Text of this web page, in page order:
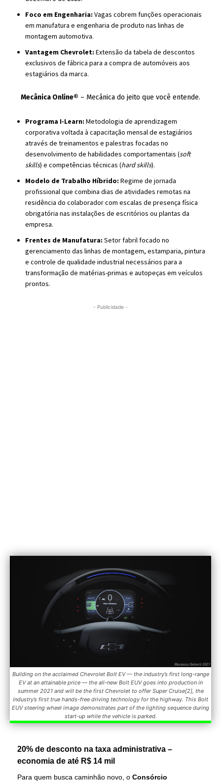
Foco em Engenharia: Vagas cobrem funções operacionais
em manufatura e engenharia de produto nas linhas de
montagem automotiva.
Vantagem Chevrolet: Extensão da tabela de descontos
exclusivos de fábrica para a compra de automóveis aos
estagiários da marca.
Mecânica Online® – Mecânica do jeito que você entende.
Programa I-Learn: Metodologia de aprendizagem
corporativa voltada à capacitação mensal de estagiários
através de treinamentos e palestras focadas no
desenvolvimento de habilidades comportamentais (soft
skills) e competências técnicas (hard skills).
Modelo de Trabalho Híbrido: Regime de jornada
profissional que combina dias de atividades remotas na
residência do colaborador com escalas de presença física
obrigatória nas instalações de escritórios ou plantas da
empresa.
Frentes de Manufatura: Setor fabril focado no
gerenciamento das linhas de montagem, estamparia, pintura
e controle de qualidade industrial necessários para a
transformação de matérias-primas e autopeças em veículos
prontos.
- Publicidade -
Building on the acclaimed Chevrolet Bolt EV — the industry’s first long-range
EV at an attainable price — the all-new Bolt EUV goes into production in
summer 2021 and will be the first Chevrolet to offer Super Cruise[2], the
industry’s first true hands-free driving technology for the highway. This Bolt
EUV steering wheel image demonstrates part of the lighting sequence during
start-up while the vehicle is parked.
20% de desconto na taxa administrativa –
economia de até R$ 14 mil
Para quem busca caminhão novo, o Consórcio